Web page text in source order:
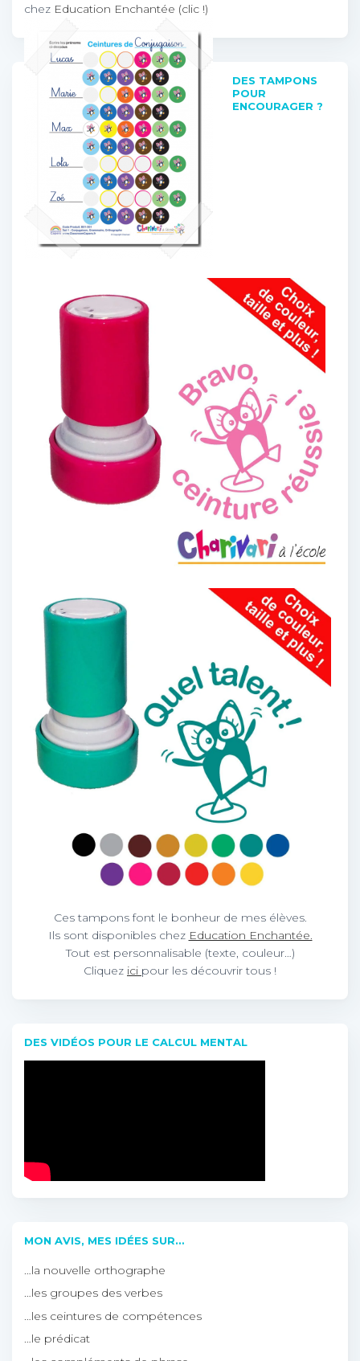
chez Education Enchantée (clic !)
DES TAMPONS
POUR
ENCOURAGER ?
Ces tampons font le bonheur de mes élèves.
Ils sont disponibles chez Education Enchantée.
Tout est personnalisable (texte, couleur…)
Cliquez ici pour les découvrir tous !
DES VIDÉOS POUR LE CALCUL MENTAL
MON AVIS, MES IDÉES SUR…
…la nouvelle orthographe
…les groupes des verbes
…les ceintures de compétences
…le prédicat